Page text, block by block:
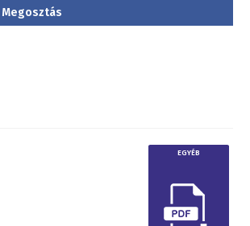
Megosztás
EGYÉB